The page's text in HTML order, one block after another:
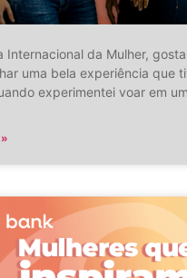
Internacional da Mulher,
uma bela experiência que
experimentei voar em